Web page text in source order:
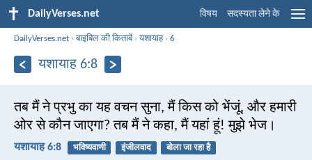
DailyVerses.net विषय सदस्यता लेने के
DailyVerses.net ›बाइबिल की किताबें›यशायाह›6
यशायाह 6:8
तब मैं ने प्रभु का यह वचन सुना, मैं किस को भेंजूं, और हमारी
ओर से कौन जाएगा? तब मैं ने कहा, मैं यहां हूं! मुझे भेज।
यशायाह 6:8 भविष्यवाणी इंजीलवाद बोला जा रहा है